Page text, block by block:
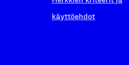
käyttöehdot